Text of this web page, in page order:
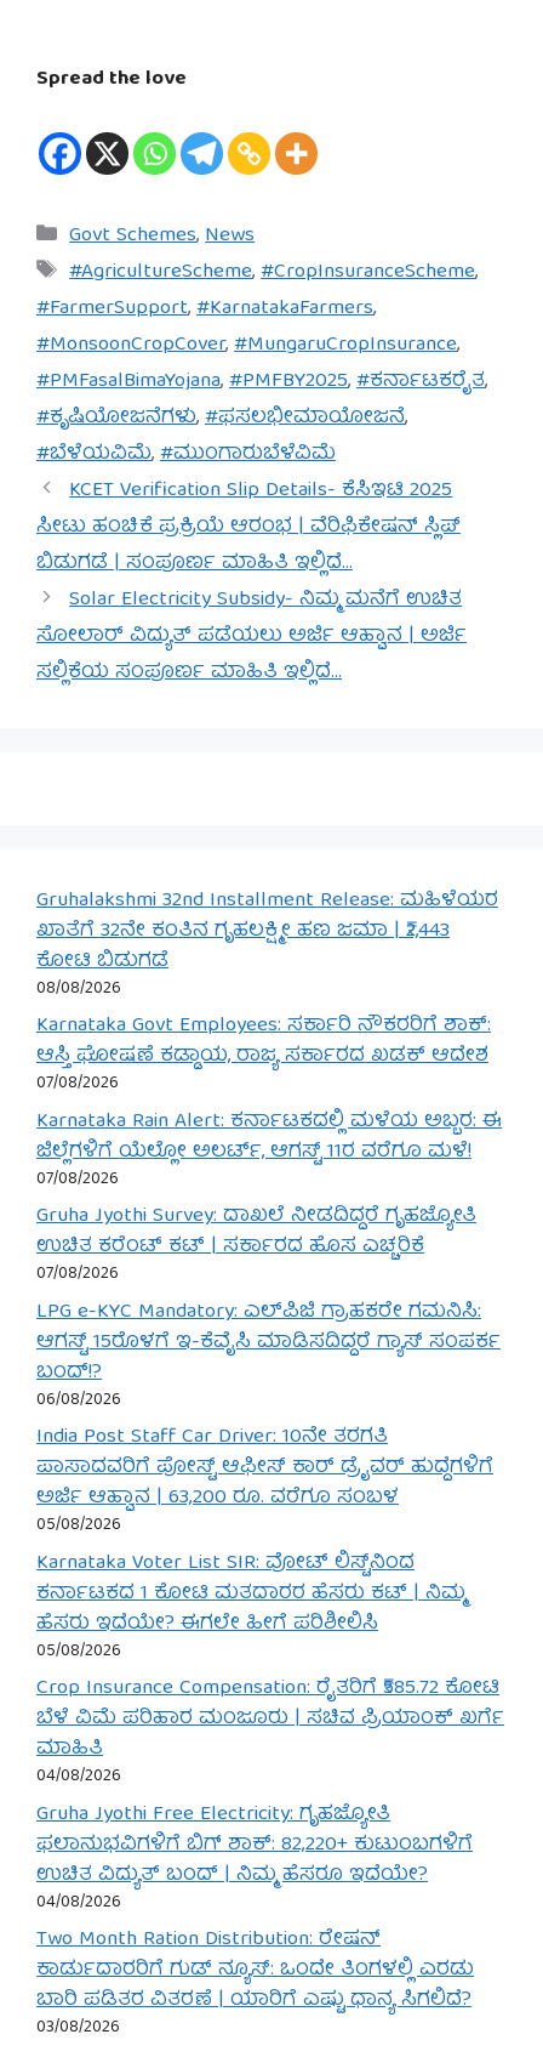
Spread the love
Categories
Govt Schemes,News
Tags
#AgricultureScheme,#CropInsuranceScheme,
#FarmerSupport,#KarnatakaFarmers,
#MonsoonCropCover,#MungaruCropInsurance,
#PMFasalBimaYojana,#PMFBY2025,#ಕರ್ನಾಟಕರೈತ,
#ಕೃಷಿಯೋಜನೆಗಳು,#ಫಸಲಭೀಮಾಯೋಜನೆ,
#ಬೆಳೆಯವಿಮೆ,#ಮುಂಗಾರುಬೆಳೆವಿಮೆ
KCET Verification Slip Details- ಕೆಸಿಇಟಿ 2025
ಸೀಟು ಹಂಚಿಕೆ ಪ್ರಕ್ರಿಯೆ ಆರಂಭ | ವೆರಿಫಿಕೇಷನ್ ಸ್ಲಿಪ್
ಬಿಡುಗಡೆ | ಸಂಪೂರ್ಣ ಮಾಹಿತಿ ಇಲ್ಲಿದೆ…
Solar Electricity Subsidy- ನಿಮ್ಮ ಮನೆಗೆ ಉಚಿತ
ಸೋಲಾರ್ ವಿದ್ಯುತ್ ಪಡೆಯಲು ಅರ್ಜಿ ಆಹ್ವಾನ | ಅರ್ಜಿ
ಸಲ್ಲಿಕೆಯ ಸಂಪೂರ್ಣ ಮಾಹಿತಿ ಇಲ್ಲಿದೆ…
Gruhalakshmi 32nd Installment Release: ಮಹಿಳೆಯರ
ಖಾತೆಗೆ 32ನೇ ಕಂತಿನ ಗೃಹಲಕ್ಷ್ಮೀ ಹಣ ಜಮಾ | ₹2,443
ಕೋಟಿ ಬಿಡುಗಡೆ
08/08/2026
Karnataka Govt Employees: ಸರ್ಕಾರಿ ನೌಕರರಿಗೆ ಶಾಕ್:
ಆಸ್ತಿ ಘೋಷಣೆ ಕಡ್ಡಾಯ, ರಾಜ್ಯ ಸರ್ಕಾರದ ಖಡಕ್ ಆದೇಶ
07/08/2026
Karnataka Rain Alert: ಕರ್ನಾಟಕದಲ್ಲಿ ಮಳೆಯ ಅಬ್ಬರ: ಈ
ಜಿಲ್ಲೆಗಳಿಗೆ ಯೆಲ್ಲೋ ಅಲರ್ಟ್, ಆಗಸ್ಟ್ 11ರ ವರೆಗೂ ಮಳೆ!
07/08/2026
Gruha Jyothi Survey: ದಾಖಲೆ ನೀಡದಿದ್ದರೆ ಗೃಹಜ್ಯೋತಿ
ಉಚಿತ ಕರೆಂಟ್ ಕಟ್ | ಸರ್ಕಾರದ ಹೊಸ ಎಚ್ಚರಿಕೆ
07/08/2026
LPG e-KYC Mandatory: ಎಲ್‌ಪಿಜಿ ಗ್ರಾಹಕರೇ ಗಮನಿಸಿ:
ಆಗಸ್ಟ್ 15ರೊಳಗೆ ಇ-ಕೆವೈಸಿ ಮಾಡಿಸದಿದ್ದರೆ ಗ್ಯಾಸ್ ಸಂಪರ್ಕ
ಬಂದ್!?
06/08/2026
India Post Staff Car Driver: 10ನೇ ತರಗತಿ
ಪಾಸಾದವರಿಗೆ ಪೋಸ್ಟ್ ಆಫೀಸ್ ಕಾರ್ ಡ್ರೈವರ್ ಹುದ್ದೆಗಳಿಗೆ
ಅರ್ಜಿ ಆಹ್ವಾನ | 63,200 ರೂ. ವರೆಗೂ ಸಂಬಳ
05/08/2026
Karnataka Voter List SIR: ವೋಟ್ ಲಿಸ್ಟ್‌ನಿಂದ
ಕರ್ನಾಟಕದ 1 ಕೋಟಿ ಮತದಾರರ ಹೆಸರು ಕಟ್ | ನಿಮ್ಮ
ಹೆಸರು ಇದೆಯೇ? ಈಗಲೇ ಹೀಗೆ ಪರಿಶೀಲಿಸಿ
05/08/2026
Crop Insurance Compensation: ರೈತರಿಗೆ ₹585.72 ಕೋಟಿ
ಬೆಳೆ ವಿಮೆ ಪರಿಹಾರ ಮಂಜೂರು | ಸಚಿವ ಪ್ರಿಯಾಂಕ್ ಖರ್ಗೆ
ಮಾಹಿತಿ
04/08/2026
Gruha Jyothi Free Electricity: ಗೃಹಜ್ಯೋತಿ
ಫಲಾನುಭವಿಗಳಿಗೆ ಬಿಗ್ ಶಾಕ್: 82,220+ ಕುಟುಂಬಗಳಿಗೆ
ಉಚಿತ ವಿದ್ಯುತ್ ಬಂದ್ | ನಿಮ್ಮ ಹೆಸರೂ ಇದೆಯೇ?
04/08/2026
Two Month Ration Distribution: ರೇಷನ್
ಕಾರ್ಡುದಾರರಿಗೆ ಗುಡ್ ನ್ಯೂಸ್: ಒಂದೇ ತಿಂಗಳಲ್ಲಿ ಎರಡು
ಬಾರಿ ಪಡಿತರ ವಿತರಣೆ | ಯಾರಿಗೆ ಎಷ್ಟು ಧಾನ್ಯ ಸಿಗಲಿದೆ?
03/08/2026